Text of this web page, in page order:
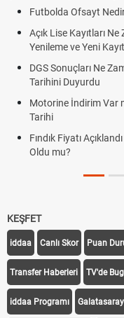
Futbolda Ofsayt
Açık Lise Kayıtları
Yenileme ve Yeni
DGS Sonuçları Ne
Tarihini Duyurdu
Motorine İndirim Var
Tarihi
Fındık Fiyatı
Oldu mu?
KEŞFET
iddaa Canlı Skor Puan
Transfer Haberleri TV'de
iddaa Programı Galatasaray